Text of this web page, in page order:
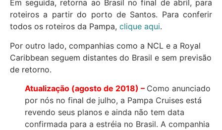
Em seguida, retorna ao Brasil no final de abril, para
roteiros a partir do porto de Santos. Para conferir
todos os roteiros da Pampa, clique aqui.
Por outro lado, companhias como a NCL e a Royal
Caribbean seguem distantes do Brasil e sem previsão
de retorno.
Atualização (agosto de 2018) – Como anunciado
por nós no final de julho, a Pampa Cruises está
revendo seus planos e ainda não tem data
confirmada para a estréia no Brasil. A companhia